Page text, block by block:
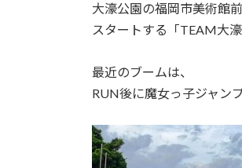
大濠公園の福岡市美術館
スタートする「TEAM大濠
最近のブームは、
RUN後に魔女っ子ジャンプ